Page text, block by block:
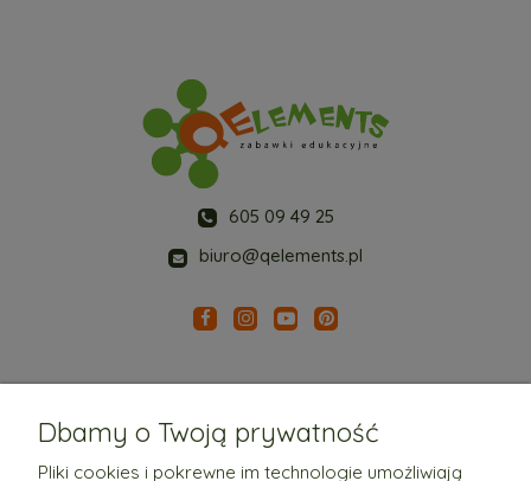
605 09 49 25
biuro@qelements.pl
Dbamy o Twoją prywatność
Pliki cookies i pokrewne im technologie umożliwiają